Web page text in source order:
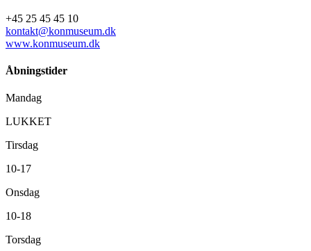
+45 25 45 45 10
kontakt@konmuseum.dk
www.konmuseum.dk
Åbningstider
Mandag
LUKKET
Tirsdag
10-17
Onsdag
10-18
Torsdag